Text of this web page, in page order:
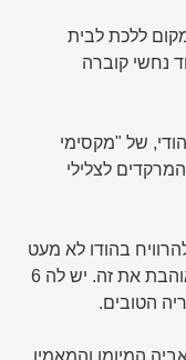
ללכת לבית
נחשי קוברה
של "מקסימי
לצלילי
בהודו לא מעט
כסף מהעבודה המסוכנת הזו. אבל היא אוהבת את זה. יש לה 6
הטובים.
המיומן והמאמין,